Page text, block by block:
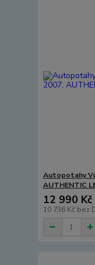
Autopotahy
AUTHENTIC
12 990 Kč
10 736 Kč bez